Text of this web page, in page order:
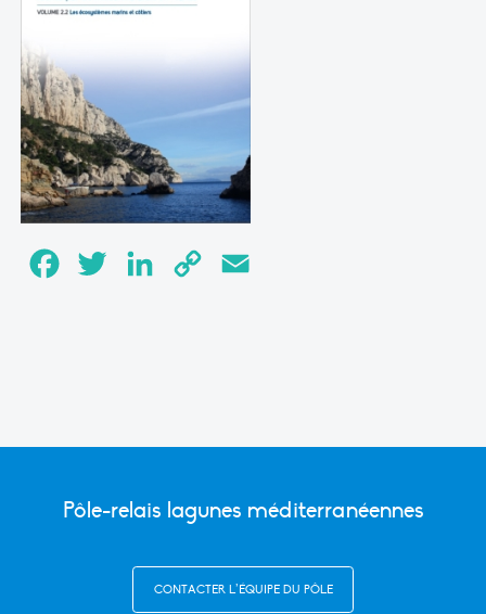
FacebookTwitter LinkedInCopy
Pôle-relais lagunes méditerranéennes
CONTACTER L’ÉQUIPE DU PÔLE